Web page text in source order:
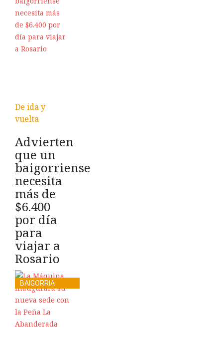
De ida y
vuelta
Advierten
que un
baigorriense
necesita
más de
$6.400
por día
para
viajar a
Rosario
BAIGORRIA